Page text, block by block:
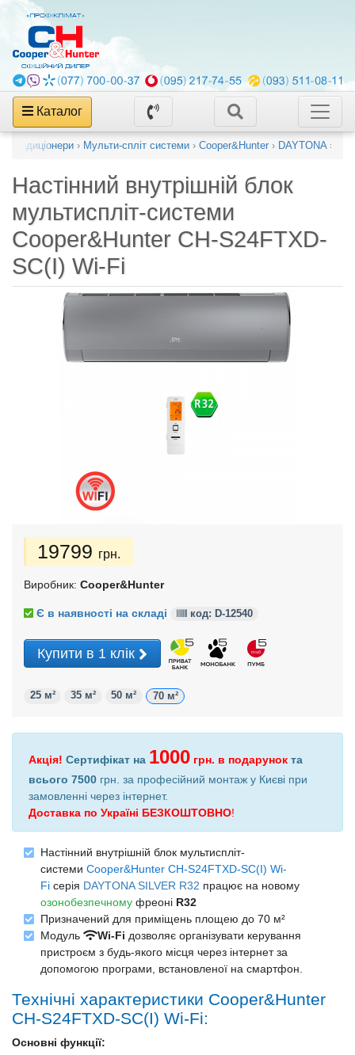
Каталог
кондиціонери › Мульти-спліт системи › Cooper&Hunter › DAYTONA›
Настінний внутрішній блок
мультиспліт-системи
Cooper&Hunter CH-S24FTXD-
SC(I) Wi-Fi
19799 грн.
Виробник: Cooper&Hunter
Є в наявності на складі код: D-12540
Купити в 1 клік
25 м² 35 м² 50 м² 70 м²
Акція! Сертифікат на 1000 грн. в подарунок та
всього 7500 грн. за професійний монтаж у Києві при
замовленні через інтернет.
Доставка по Україні БЕЗКОШТОВНО!
Настінний внутрішній блок мультиспліт-
системи Cooper&Hunter CH-S24FTXD-SC(I) Wi-
Fi серія DAYTONA SILVER R32 працює на новому
озонобезпечному фреоні R32
Призначений для приміщень площею до 70 м²
Модуль
Wi-Fi дозволяє організувати керування
пристроєм з будь-якого місця через інтернет за
допомогою програми, встановленої на смартфон.
Технічні характеристики Cooper&Hunter
CH-S24FTXD-SC(I) Wi-Fi:
Основні функції: